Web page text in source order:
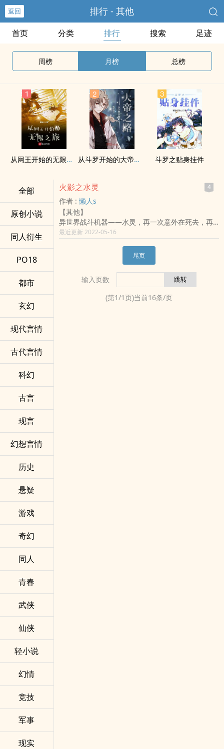
返回 排行 - 其他
首页 分类 排行 搜索 足迹
周榜 月榜 总榜
从网王开始的无限之旅 从斗罗开始的大帝之路 斗罗之贴身挂件
全部
原创小说
同人衍生
PO18
都市
玄幻
现代言情
古代言情
科幻
古言
现言
幻想言情
历史
悬疑
游戏
奇幻
同人
青春
武侠
仙侠
轻小说
幻情
竞技
军事
现实
火影之水灵 4
作者 :懒人s
【其他】
异世界战斗机器——水灵，再一次意外在死去，再
睁开眼睛发现早已经来到了另一个世界。不过除了
这个世界有些奇怪以为，自己竟然获得了属于自己
的父母，并有了新名字——春野樱。
从此春野樱学会了笑，只是幸福来得也快去的也
“我最讨厌伪报任务的人了。”
“世界上很多地方都有水，空气里，大地里，身体
最近更新 2022-05-16
尾页
输入页数
(第1/1页)当前16条/页